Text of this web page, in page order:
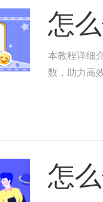
怎
本教程详细
数，助力高
怎